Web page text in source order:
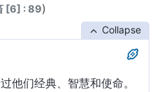
[6] : 89)
Collapse
他们经典、智慧和使命。